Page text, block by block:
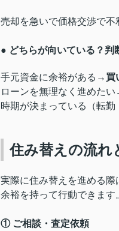
売却を急いで価格交渉で不
● どちらが向いている？判
手元資金に余裕がある→ 買
ローンを無理なく進めた
時期が決まっている（転
住み替えの流れ
実際に住み替えを進める
余裕を持って行動できます
① ご相談・査定依頼